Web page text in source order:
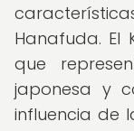
Hanafuda.
que
japonesa y
influencia de